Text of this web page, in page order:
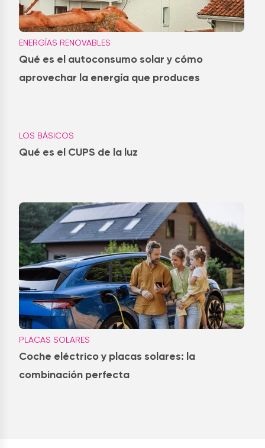
ENERGÍAS RENOVABLES
Qué es el autoconsumo solar y cómo
aprovechar la energía que produces
LOS BÁSICOS
Qué es el CUPS de la luz
PLACAS SOLARES
Coche eléctrico y placas solares: la
combinación perfecta